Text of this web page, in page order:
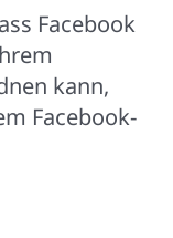
Facebook
kann,
Facebook-